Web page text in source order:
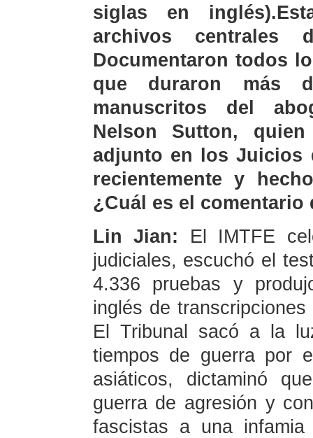
siglas en
archivos
Documentaron todos
que duraron más
manuscritos del
Nelson Sutton,
adjunto en los Juicios
recientemente y
¿Cuál es el
Lin Jian: El IMTFE
judiciales, escuchó el
4.336 pruebas y
inglés de
El Tribunal sacó a la
tiempos de guerra por
asiáticos, dictaminó
guerra de agresión y
fascistas a una